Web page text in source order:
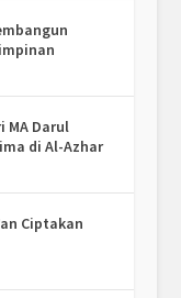
MA Darul
di Al-Azhar
Ciptakan